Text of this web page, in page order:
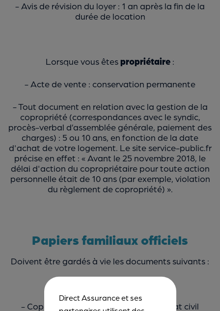
- Avis de révision du loyer : 1 an après la fin de la
durée de location
Lorsque vous êtespropriétaire :
- Acte de vente : conservation permanente
- Tout document en relation avec la gestion de la
copropriété (correspondances avec le syndic,
procès-verbal d’assemblée générale, paiement des
charges) : 5 ou 10 ans, en fonction de la date
d'achat de votre logement. Le site service-public.fr
précise en effet : « Avant le 25 novembre 2018, le
délai d'action du copropriétaire pour toute action
personnelle était de 10 ans (par exemple, violation
du règlement de copropriété) ».
Papiers familiaux officiels
Doivent être gardés à vie les documents suivants :
- Copie intégrale ou extrait d’acte d’état civil
Direct Assurance et ses